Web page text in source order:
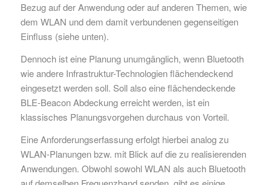
Bezug auf der Anwendung oder auf anderen Themen, wie
dem WLAN und dem damit verbundenen gegenseitigen
Einfluss (siehe unten).
Dennoch ist eine Planung unumgänglich, wenn Bluetooth
wie andere Infrastruktur-Technologien flächendeckend
eingesetzt werden soll. Soll also eine flächendeckende
BLE-Beacon Abdeckung erreicht werden, ist ein
klassisches Planungsvorgehen durchaus von Vorteil.
Eine Anforderungserfassung erfolgt hierbei analog zu
WLAN-Planungen bzw. mit Blick auf die zu realisierenden
Anwendungen. Obwohl sowohl WLAN als auch Bluetooth